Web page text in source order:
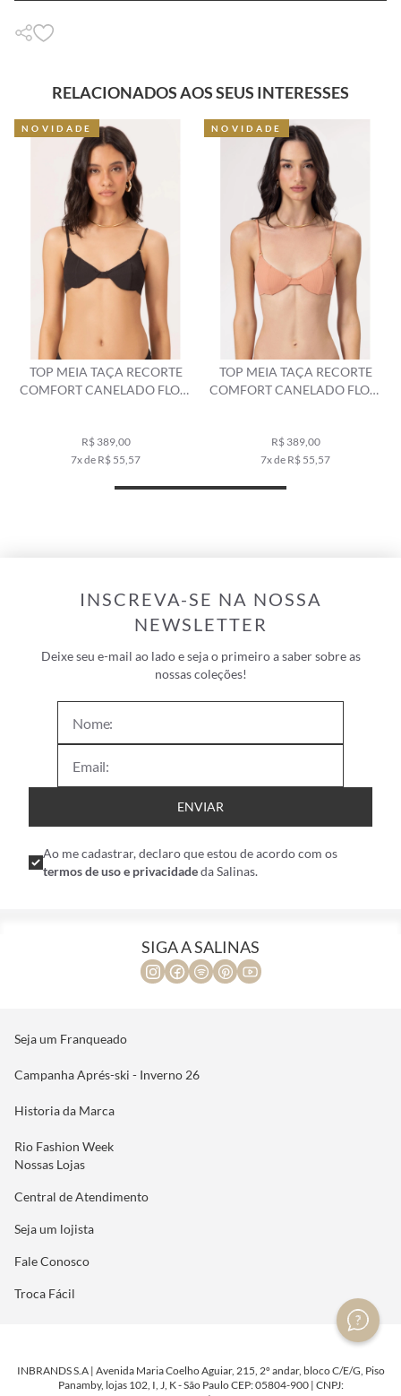
RELACIONADOS AOS SEUS INTERESSES
TOP MEIA TAÇA RECORTE
COMFORT CANELADO FLOW
R$ 389,00
7x de R$ 55,57
NOVIDADE
TOP MEIA TAÇA RECORTE
COMFORT CANELADO FLOW
R$ 389,00
7x de R$ 55,57
NOVIDADE
INSCREVA-SE NA NOSSA
NEWSLETTER
Deixe seu e-mail ao lado e seja o primeiro a saber sobre as
nossas coleções!
ENVIAR
Ao me cadastrar, declaro que estou de acordo com os
termos de uso e privacidadeda Salinas.
SIGA A SALINAS
Seja um Franqueado
Campanha Aprés-ski - Inverno 26
Historia da Marca
Rio Fashion Week
Nossas Lojas
Central de Atendimento
Seja um lojista
Fale Conosco
Troca Fácil
INBRANDS S.A | Avenida Maria Coelho Aguiar, 215, 2º andar, bloco C/E/G, Piso
Panamby, lojas 102, I, J, K - São Paulo CEP: 05804-900 | CNPJ: